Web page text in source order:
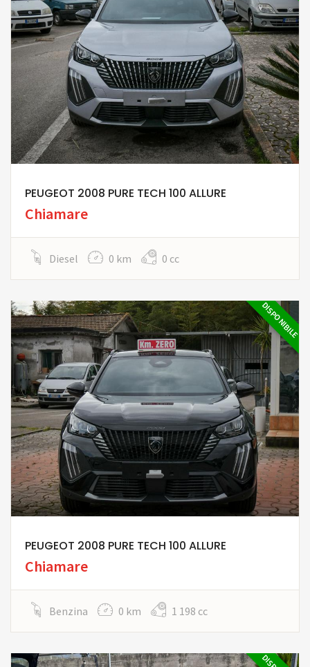
PEUGEOT 2008 PURE TECH 100 ALLURE
Chiamare
Diesel 0 km 0 cc
DISPONIBILE
PEUGEOT 2008 PURE TECH 100 ALLURE
Chiamare
Benzina 0 km 1 198 cc